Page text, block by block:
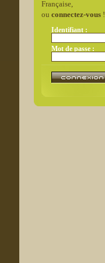
Française,
ou connectez-vous!
Identifiant :
Mot de passe :